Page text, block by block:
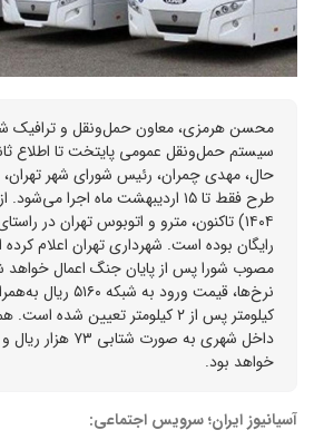
محسن هرمزی، معاون حمل‌ونقل و ترافیک
سیستم حمل‌ونقل عمومی پایتخت تا اطلاع
حال، مهدی چمران، رئیس شورای شهر تهران،
۱۴۰۴) تاکنون، مترو و اتوبوس تهران در
رایگان بوده است. شهرداری تهران اعلام
مصوب شورا پس از پایان جنگ اعمال
کیلومتر پس از ۲ کیلومتر تعیین
خواهد بود.
آسیانیوز ایران؛ سرویس اجتماعی: